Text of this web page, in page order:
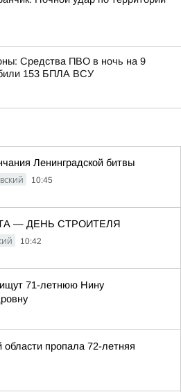
Средства ПВО в ночь на 9
153 БПЛА ВСУ
Ленинградской битвы
10:45
— ДЕНЬ СТРОИТЕЛЯ
10:42
71-летнюю Нину
области пропала 72-летняя